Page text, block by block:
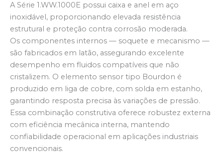
A Série 1.WW.1000E possui caixa e anel em aço
inoxidável, proporcionando elevada resistência
estrutural e proteção contra corrosão moderada.
Os componentes internos — soquete e mecanismo —
são fabricados em latão, assegurando excelente
desempenho em fluidos compatíveis que não
cristalizem. O elemento sensor tipo Bourdon é
produzido em liga de cobre, com solda em estanho,
garantindo resposta precisa às variações de pressão.
Essa combinação construtiva oferece robustez externa
com eficiência mecânica interna, mantendo
confiabilidade operacional em aplicações industriais
convencionais.